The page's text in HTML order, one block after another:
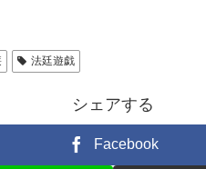
法廷遊戯
シェアする
Facebook